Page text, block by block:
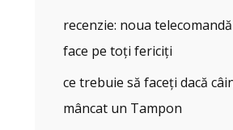
recenzie: noua
face pe toți fericiți
ce trebuie să faceți dacă
mâncat un Tampon